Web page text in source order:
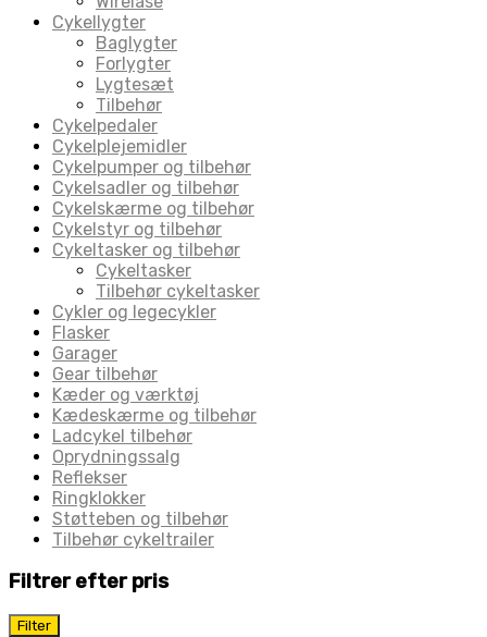
Cykellygter
Baglygter
Forlygter
Lygtesæt
Tilbehør
Cykelpedaler
Cykelplejemidler
Cykelpumper og tilbehør
Cykelsadler og tilbehør
Cykelskærme og tilbehør
Cykelstyr og tilbehør
Cykeltasker og tilbehør
Cykeltasker
Tilbehør cykeltasker
Cykler og legecykler
Flasker
Garager
Gear tilbehør
Kæder og værktøj
Kædeskærme og tilbehør
Ladcykel tilbehør
Oprydningssalg
Reflekser
Ringklokker
Støtteben og tilbehør
Tilbehør cykeltrailer
Filtrer efter pris
Mindste
Højeste
Filter